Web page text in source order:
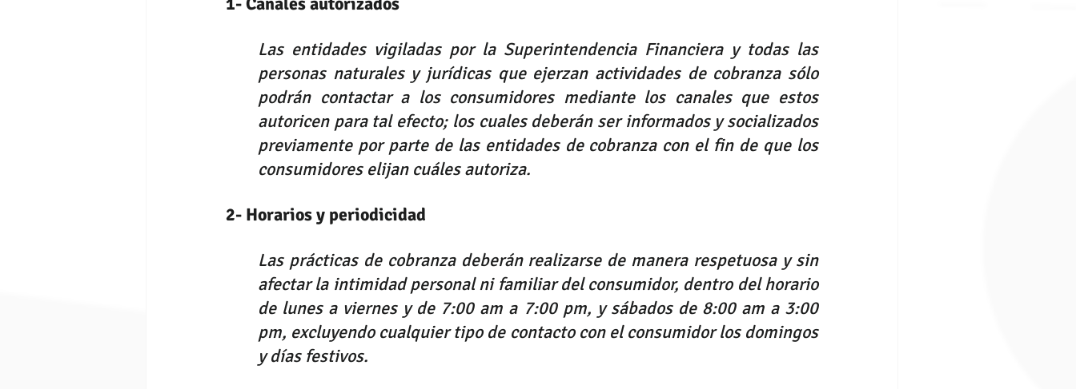
Las entidades vigiladas por la Superintendencia Financiera y todas las
personas naturales y jurídicas que ejerzan actividades de cobranza sólo
podrán contactar a los consumidores mediante los canales que estos
autoricen para tal efecto; los cuales deberán ser informados y socializados
previamente por parte de las entidades de cobranza con el fin de que los
consumidores elijan cuáles autoriza.
2- Horarios y periodicidad
Las prácticas de cobranza deberán realizarse de manera respetuosa y sin
afectar la intimidad personal ni familiar del consumidor, dentro del horario
de lunes a viernes y de 7:00 am a 7:00 pm, y sábados de 8:00 am a 3:00
pm, excluyendo cualquier tipo de contacto con el consumidor los domingos
y días festivos.